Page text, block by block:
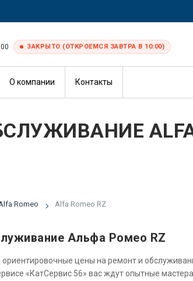
ЗАКРЫТО (ОТКРОЕМСЯ ЗАВТРА В 10:00)
О компании Контакты
ALFA
Romeo Alfa Romeo RZ
Альфа Ромео RZ
цены на ремонт и
«КатСервис 56» вас ждут опытные